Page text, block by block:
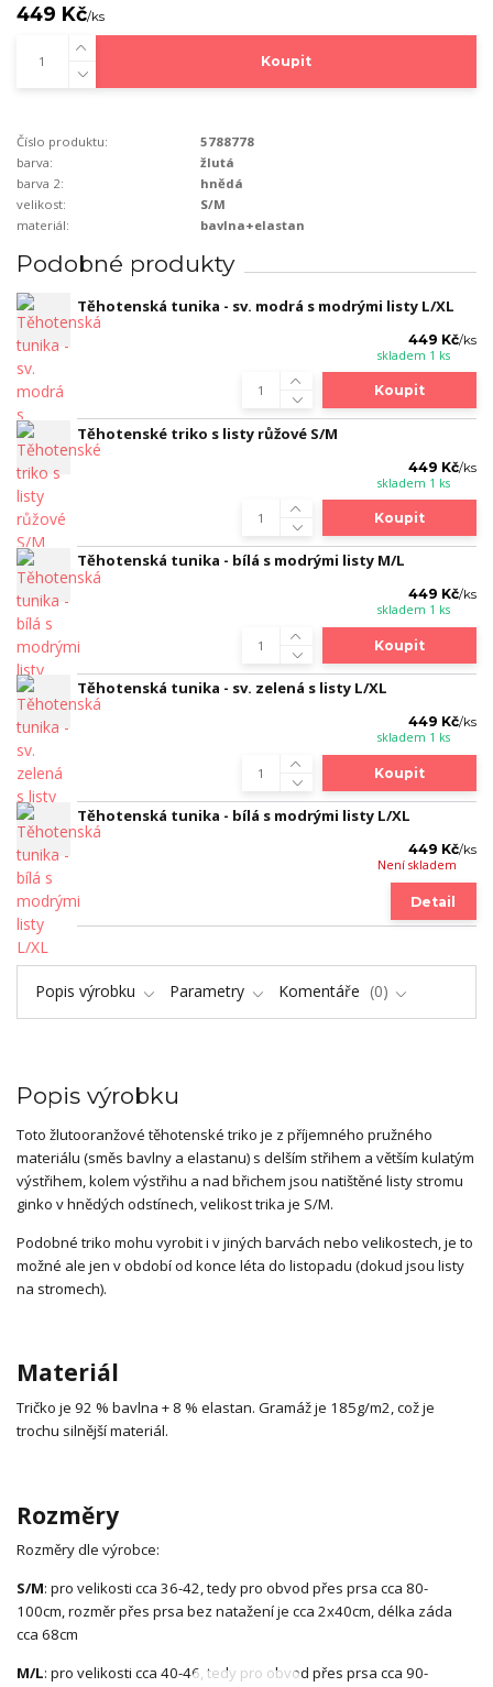
449 Kč/ks
Koupit
Číslo produktu:
5788778
barva:
žlutá
barva 2:
hnědá
velikost:
S/M
materiál:
bavlna+elastan
Podobné produkty
Těhotenská tunika - sv. modrá s modrými listy L/XL
449 Kč/ks
skladem 1 ks
Koupit
Těhotenské triko s listy růžové S/M
449 Kč/ks
skladem 1 ks
Koupit
Těhotenská tunika - bílá s modrými listy M/L
449 Kč/ks
skladem 1 ks
Koupit
Těhotenská tunika - sv. zelená s listy L/XL
449 Kč/ks
skladem 1 ks
Koupit
Těhotenská tunika - bílá s modrými listy L/XL
449 Kč/ks
Není skladem
Detail
Popis výrobku Parametry Komentáře 0
Popis výrobku
Toto žlutooranžové těhotenské triko je z příjemného pružného
materiálu (směs bavlny a elastanu) s delším střihem a větším kulatým
výstřihem, kolem výstřihu a nad břichem jsou natištěné listy stromu
ginko v hnědých odstínech, velikost trika je S/M.
Podobné triko mohu vyrobit i v jiných barvách nebo velikostech, je to
možné ale jen v období od konce léta do listopadu (dokud jsou listy
na stromech).
Materiál
Tričko je 92 % bavlna + 8 % elastan. Gramáž je 185g/m2, což je
trochu silnější materiál.
Rozměry
Rozměry dle výrobce:
S/M: pro velikosti cca 36-42, tedy pro obvod přes prsa cca 80-
100cm, rozměr přes prsa bez natažení je cca 2x40cm, délka záda
cca 68cm
M/L: pro velikosti cca 40-46, tedy pro obvod přes prsa cca 90-